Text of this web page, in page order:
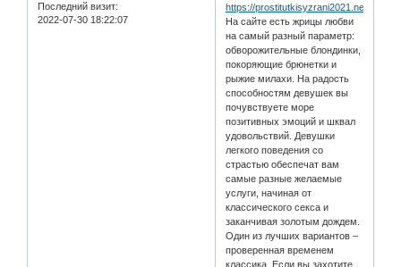
Последний визит:
2022-07-30 18:22:07
https://prostitutkisyzrani2021.net/
На сайте есть жрицы любви
на самый разный параметр:
обворожительные блондинки,
покоряющие брюнетки и
рыжие милахи. На радость
способностям девушек вы
почувствуете море
позитивных эмоций и шквал
удовольствий. Девушки
легкого поведения со
страстью обеспечат вам
самые разные желаемые
услуги, начиная от
классического секса и
заканчивая золотым дождем.
Один из лучших вариантов –
проверенная временем
классика. Если вы захотите